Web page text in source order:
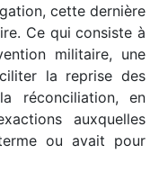
cette dernière
Ce qui consiste à
militaire, une
la reprise des
réconciliation, en
auxquelles
ou avait pour